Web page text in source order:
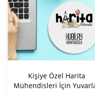
Kişiye Özel Harita
Mühendisleri İçin